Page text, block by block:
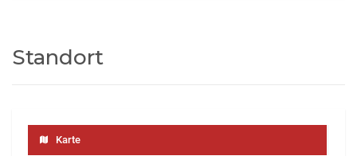
Standort
Karte